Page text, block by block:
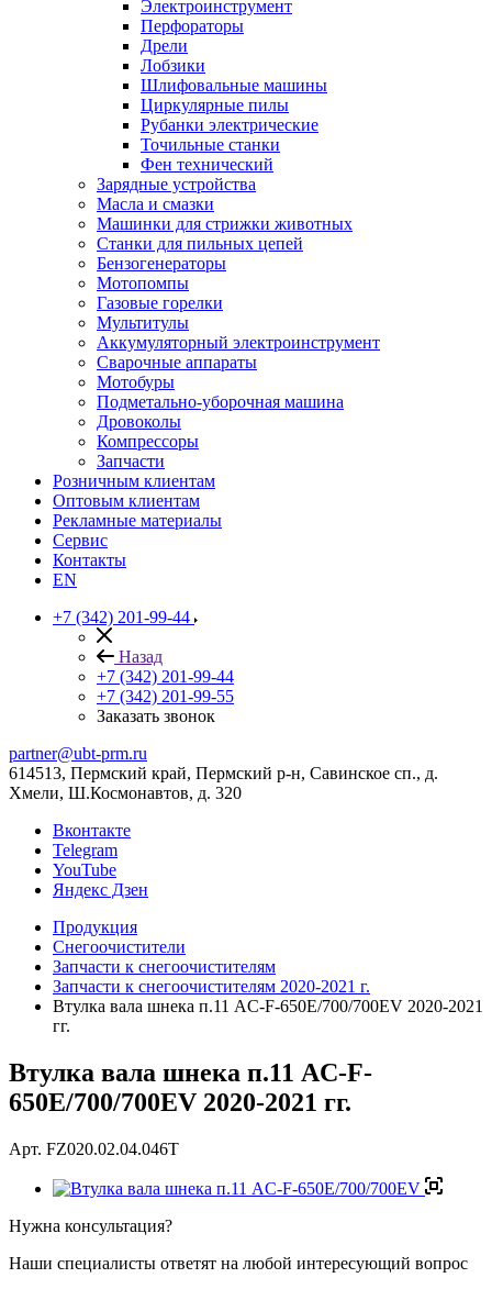
Электроинструмент
Перфораторы
Дрели
Лобзики
Шлифовальные машины
Циркулярные пилы
Рубанки электрические
Точильные станки
Фен технический
Зарядные устройства
Масла и смазки
Машинки для стрижки животных
Станки для пильных цепей
Бензогенераторы
Мотопомпы
Газовые горелки
Мультитулы
Аккумуляторный электроинструмент
Сварочные аппараты
Мотобуры
Подметально-уборочная машина
Дровоколы
Компрессоры
Запчасти
Розничным клиентам
Оптовым клиентам
Рекламные материалы
Сервис
Контакты
EN
+7 (342) 201-99-44
Назад
+7 (342) 201-99-44
+7 (342) 201-99-55
Заказать звонок
partner@ubt-prm.ru
614513, Пермский край, Пермский р-н, Савинское сп., д.
Хмели, Ш.Космонавтов, д. 320
Вконтакте
Telegram
YouTube
Яндекс Дзен
Продукция
Снегоочистители
Запчасти к снегоочистителям
Запчасти к снегоочистителям 2020-2021 г.
Втулка вала шнека п.11 AC-F-650E/700/700EV 2020-2021
гг.
Втулка вала шнека п.11 AC-F-
650E/700/700EV 2020-2021 гг.
Арт. FZ020.02.04.046T
Нужна консультация?
Наши специалисты ответят на любой интересующий вопрос